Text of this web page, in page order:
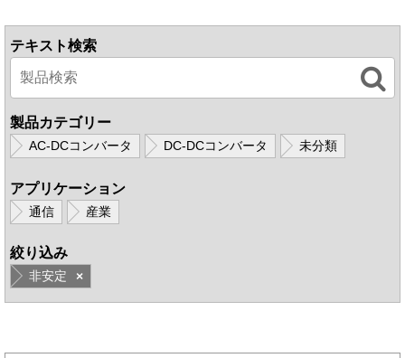
テキスト検索
製品カテゴリー
AC-DCコンバータ DC-DCコンバータ 未分類
アプリケーション
通信 産業
絞り込み
非安定 ×